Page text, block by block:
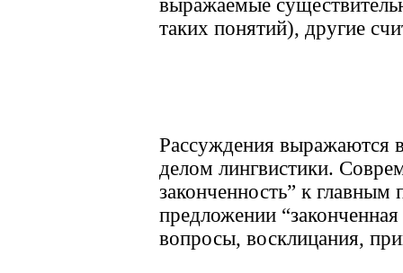
выражаемые
таких понятий), другие
Рассуждения выражаются
делом лингвистики.
законченность” к
предложении
вопросы, восклицания,